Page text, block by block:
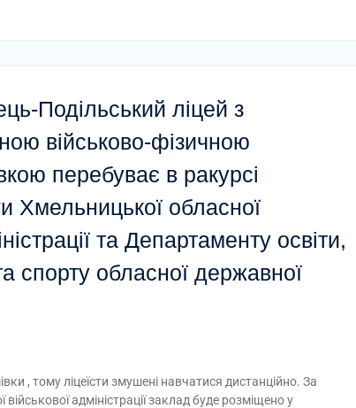
Подільський ліцей з
військово-фізичною
перебуває в ракурсі
Хмельницької обласної
та Департаменту освіти,
спорту обласної державної
, тому ліцеїсти змушені навчатися дистанційно. За
адміністрації заклад буде розміщено у